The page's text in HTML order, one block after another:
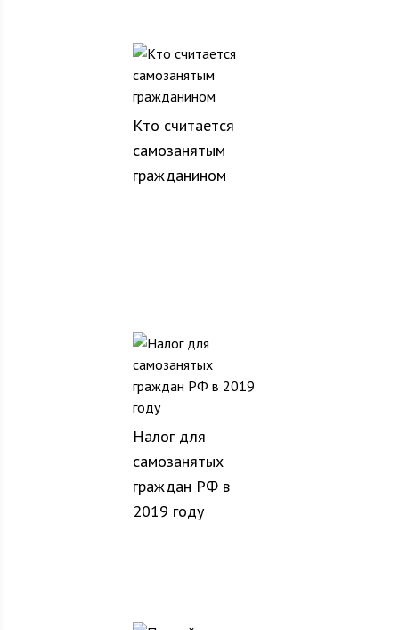
Кто считается
самозанятым
гражданином
Налог для
самозанятых
граждан РФ в
2019 году